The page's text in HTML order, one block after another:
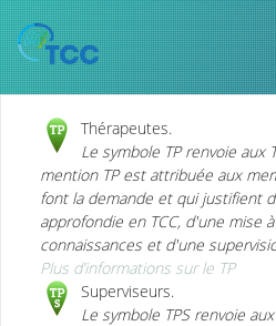
Thérapeutes.
Le symbole TP renvoie aux
mention TP est attribuée aux
font la demande et qui justifient
approfondie en TCC, d'une mise
connaissances et d'une
Plus d’informations sur le TP
Superviseurs.
Le symbole TPS renvoie